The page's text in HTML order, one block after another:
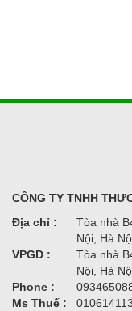
CÔNG TY TNHH
Địa chỉ :
Tòa nhà
Nội, Hà
VPGD :
Tòa nhà
Nội, Hà
Phone :
Ms Thuế :